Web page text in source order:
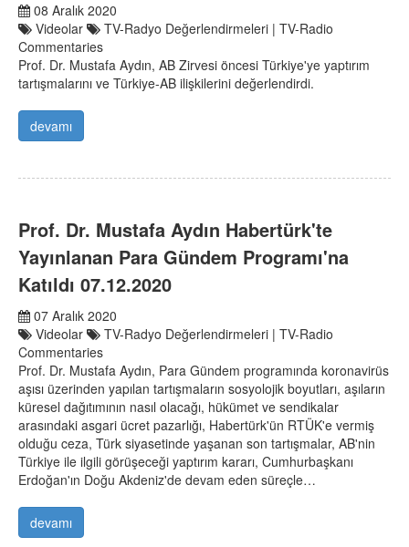
08 Aralık 2020
Videolar
TV-Radyo Değerlendirmeleri | TV-Radio
Commentaries
Prof. Dr. Mustafa Aydın, AB Zirvesi öncesi Türkiye'ye yaptırım
tartışmalarını ve Türkiye-AB ilişkilerini değerlendirdi.
devamı
Prof. Dr. Mustafa Aydın Habertürk'te
Yayınlanan Para Gündem Programı'na
Katıldı 07.12.2020
07 Aralık 2020
Videolar
TV-Radyo Değerlendirmeleri | TV-Radio
Commentaries
Prof. Dr. Mustafa Aydın, Para Gündem programında koronavirüs
aşısı üzerinden yapılan tartışmaların sosyolojik boyutları, aşıların
küresel dağıtımının nasıl olacağı, hükümet ve sendikalar
arasındaki asgari ücret pazarlığı, Habertürk'ün RTÜK'e vermiş
olduğu ceza, Türk siyasetinde yaşanan son tartışmalar, AB'nin
Türkiye ile ilgili görüşeceği yaptırım kararı, Cumhurbaşkanı
Erdoğan'ın Doğu Akdeniz'de devam eden süreçle…
devamı